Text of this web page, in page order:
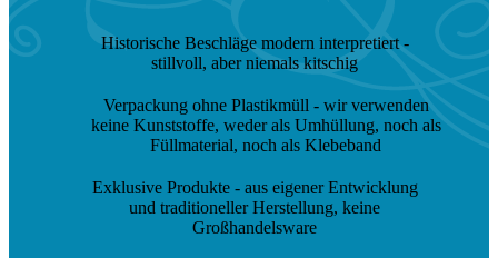
Historische Beschläge modern interpretiert-
stillvoll, aber niemals kitschig
Verpackung ohne Plastikmüll - wir verwenden
keine Kunststoffe, weder als Umhüllung, noch als
Füllmaterial, noch als Klebeband
Exklusive Produkte- aus eigener Entwicklung
und traditioneller Herstellung, keine
Großhandelsware